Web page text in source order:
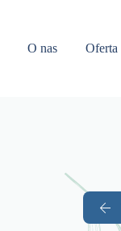
O nas Oferta